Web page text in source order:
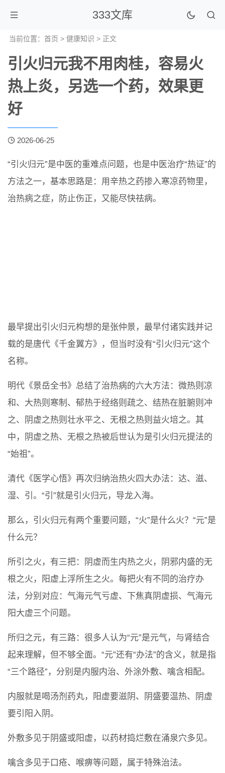
333文库
当前位置： 首页 > 健康知识 > 正文
引火归元我不用肉桂，容易火
热上炎，另选一个药，效果更
好
2026-06-25
“引火归元”是中医的重难点问题，也是中医治疗“热证”的
方法之一，基本思路是：用辛热之药掺入寒凉药物里，
治热病之症，防止伤正，又能尽快祛病。
最早提出引火归元构想的是张仲景，最早付诸实践并记
载的是唐代《千金翼方》，但当时没有“引火归元”这个
名称。
明代《景岳全书》总结了治热病的六大方法：微热则凉
和、大热则寒制、郁热于经络则疏之、结热在脏腑则冲
之、阴虚之热则壮水平之、无根之热则益火培之。其
中，阴虚之热、无根之热被后世认为是引火归元提法的
“始祖”。
清代《医学心悟》再次归纳治热火四大办法：达、滋、
湿、引。“引”就是引火归元，导龙入海。
那么，引火归元有两个重要问题，“火”是什么火？“元”是
什么元？
所引之火，有三把：阴虚而生内热之火，阴邪内盛的无
根之火，阳虚上浮所生之火。每把火有不同的治疗办
法，分别对应：气海元气亏虚、下焦真阴虚损、气海元
阳大虚三个问题。
所归之元，有三路：很多人认为“元”是元气，与肾结合
起来理解，但不够全面。“元”还有“办法”的含义，就是指
“三个路径”，分别是内服内治、外涂外敷、噙含相配。
内服就是喝汤剂药丸，阳虚要滋阴、阴盛要温热、阴虚
要引阳入阴。
外敷多见于阴盛或阳虚，以药材捣烂敷在涌泉穴多见。
噙含多见于口疮、喉痹等问题，属于特殊治法。